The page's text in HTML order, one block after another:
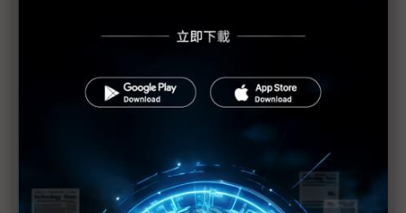
國產車毛利恐斷崖式探底 供應鏈沙盤調整訂單比例
台美關稅喬不定 市場可能等不到進口車降價？